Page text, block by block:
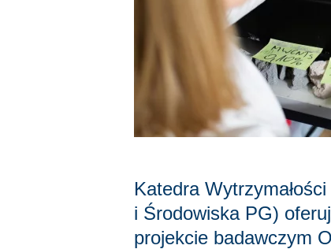
Katedra
i Środowiska PG)
projekcie badawczym